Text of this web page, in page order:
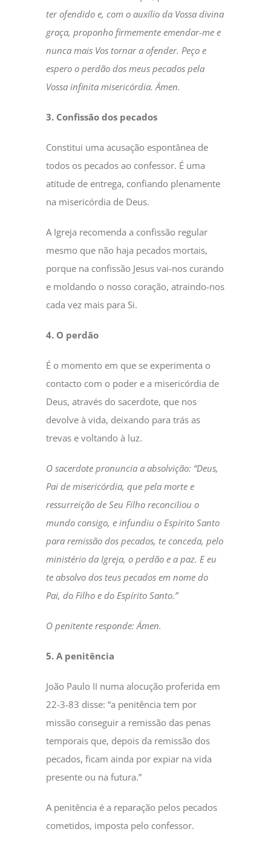
ter ofendido e, com o auxílio da Vossa divina
graça, proponho firmemente emendar-me e
nunca mais Vos tornar a ofender. Peço e
espero o perdão dos meus pecados pela
Vossa infinita misericórdia. Ámen.
3. Confissão dos pecados
Constitui uma acusação espontânea de
todos os pecados ao confessor. É uma
atitude de entrega, confiando plenamente
na misericórdia de Deus.
A Igreja recomenda a confissão regular
mesmo que não haja pecados mortais,
porque na confissão Jesus vai-nos curando
e moldando o nosso coração, atraindo-nos
cada vez mais para Si.
4. O perdão
É o momento em que se experimenta o
contacto com o poder e a misericórdia de
Deus, através do sacerdote, que nos
devolve à vida, deixando para trás as
trevas e voltando à luz.
O sacerdote pronuncia a absolvição: “Deus,
Pai de misericórdia, que pela morte e
ressurreição de Seu Filho reconciliou o
mundo consigo, e infundiu o Espírito Santo
para remissão dos pecados, te conceda, pelo
ministério da Igreja, o perdão e a paz. E eu
te absolvo dos teus pecados em nome do
Pai, do Filho e do Espírito Santo.”
O penitente responde: Ámen.
5. A penitência
João Paulo II numa alocução proferida em
22-3-83 disse: “a penitência tem por
missão conseguir a remissão das penas
temporais que, depois da remissão dos
pecados, ficam ainda por expiar na vida
presente ou na futura.”
A penitência é a reparação pelos pecados
cometidos, imposta pelo confessor.